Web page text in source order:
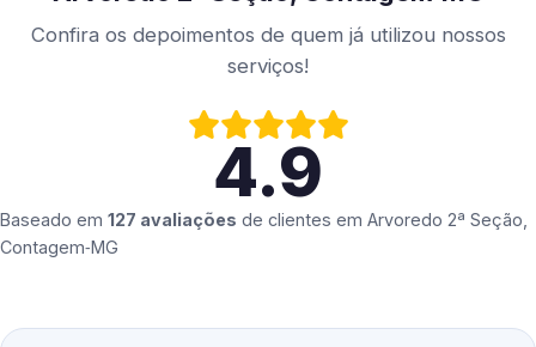
Confira os depoimentos de quem já utilizou nossos
serviços!
4.9
Baseado em 127 avaliações de clientes em Arvoredo 2ª Seção,
Contagem‑MG